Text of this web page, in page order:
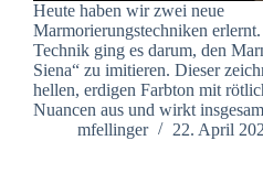
Heute haben wir zwei neue
Marmorierungstechniken
Technik ging es darum, den
Siena“ zu imitieren. Dieser
hellen, erdigen Farbton mit
Nuancen aus und wirkt
mfellinger
22. April